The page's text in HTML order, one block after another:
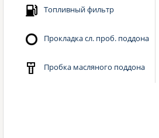
Топливный фильтр
Прокладка сл. проб. поддона
Пробка масляного поддона